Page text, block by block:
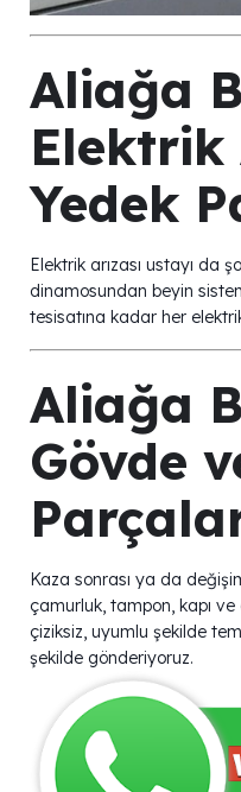
Aliağa
Elektrik
Yedek
Elektrik arızası ustayı da
dinamosundan beyin
tesisatına kadar her
Aliağa
Gövde
Kaza sonrası ya da
çamurluk, tampon, kapı
çiziksiz, uyumlu şekilde
şekilde gönderiyoruz.